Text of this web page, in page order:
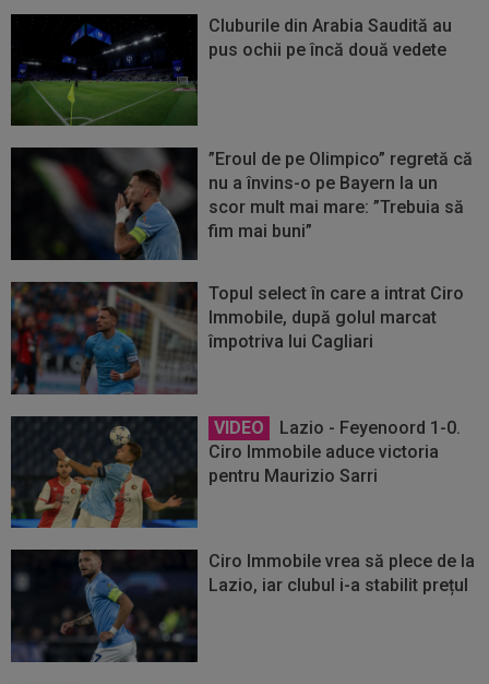
Cluburile din Arabia Saudită au
pus ochii pe încă două vedete
”Eroul de pe Olimpico” regretă că
nu a învins-o pe Bayern la un
scor mult mai mare: ”Trebuia să
fim mai buni”
Topul select în care a intrat Ciro
Immobile, după golul marcat
împotriva lui Cagliari
VIDEO
Lazio - Feyenoord 1-0.
Ciro Immobile aduce victoria
pentru Maurizio Sarri
Ciro Immobile vrea să plece de la
Lazio, iar clubul i-a stabilit prețul